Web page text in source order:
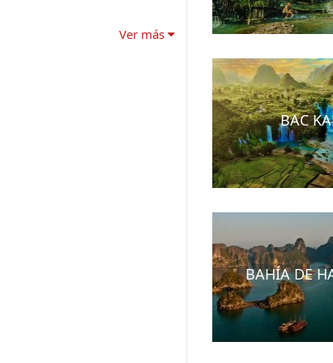
Ver más
BAC
BAHÍA DE